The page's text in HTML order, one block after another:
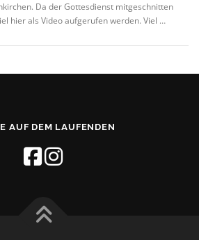
Da der Gottesdienst mitgeschnitten
hier als Video aufgerufen werden. Viel …
AUF DEM LAUFENDEN